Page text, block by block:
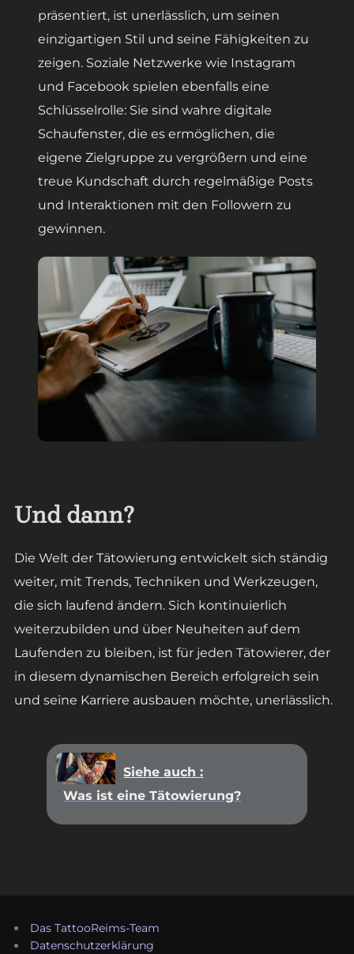
präsentiert, ist unerlässlich, um seinen
einzigartigen Stil und seine Fähigkeiten zu
zeigen. Soziale Netzwerke wie Instagram
und Facebook spielen ebenfalls eine
Schlüsselrolle: Sie sind wahre digitale
Schaufenster, die es ermöglichen, die
eigene Zielgruppe zu vergrößern und eine
treue Kundschaft durch regelmäßige Posts
und Interaktionen mit den Followern zu
gewinnen.
Und dann?
Die Welt der Tätowierung entwickelt sich ständig
weiter, mit Trends, Techniken und Werkzeugen,
die sich laufend ändern. Sich kontinuierlich
weiterzubilden und über Neuheiten auf dem
Laufenden zu bleiben, ist für jeden Tätowierer, der
in diesem dynamischen Bereich erfolgreich sein
und seine Karriere ausbauen möchte, unerlässlich.
Siehe auch :
Was ist eine Tätowierung?
Das TattooReims-Team
Datenschutzerklärung